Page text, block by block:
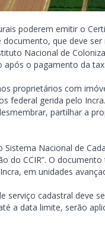
poderem emitir o
documento, que deve
Nacional de
o pagamento da
proprietários com
federal gerida pelo
partilhar a
Nacional de
do CCIR”. O
em unidades
serviço cadastral deve
a data limite, serão